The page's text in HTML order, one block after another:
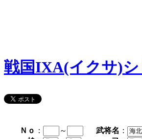
戦国IXA(イクサ)
Ｎｏ ： ～ 武将名 ：